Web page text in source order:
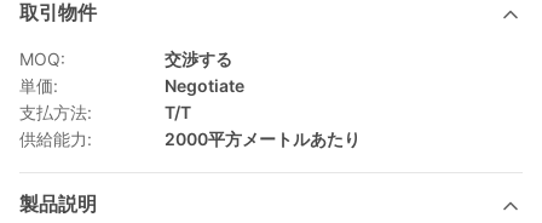
取引物件
MOQ:
交渉する
単価:
Negotiate
支払方法:
T/T
供給能力:
2000平方メートルあたり
製品説明